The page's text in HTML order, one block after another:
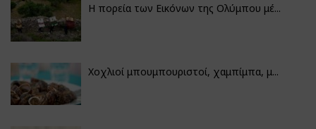
Η πορεία των Εικόνων της Ολύμπου μέ...
Χοχλιοί μπουμπουριστοί, χαμπίμπα, μ...